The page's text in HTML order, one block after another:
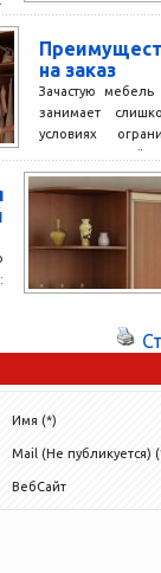
на заказ
Зачастую
занимает
условиях
комнаты,
каждый...
Имя (*)
Mail (Не публикуется)
ВебСайт